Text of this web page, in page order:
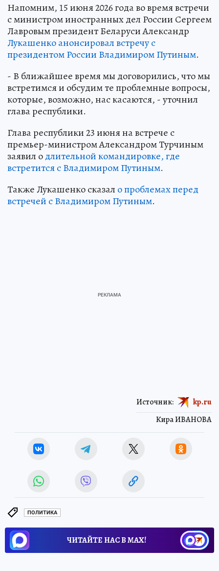
Напомним, 15 июня 2026 года во время встречи
с министром иностранных дел России Сергеем
Лавровым президент Беларуси Александр
Лукашенко анонсировал встречу с
президентом России Владимиром Путиным.
- В ближайшее время мы договорились, что мы
встретимся и обсудим те проблемные вопросы,
которые, возможно, нас касаются, - уточнил
глава республики.
Глава республики 23 июня на встрече с
премьер-министром Александром Турчиным
заявил одлительной командировке, где
встретится с Владимиром Путиным.
Также Лукашенко сказал о проблемах перед
встречей с Владимиром Путиным.
Кира ИВАНОВА
Источник: kp.ru
ПОЛИТИКА
ЧИТАЙТЕ НАС В МАХ!